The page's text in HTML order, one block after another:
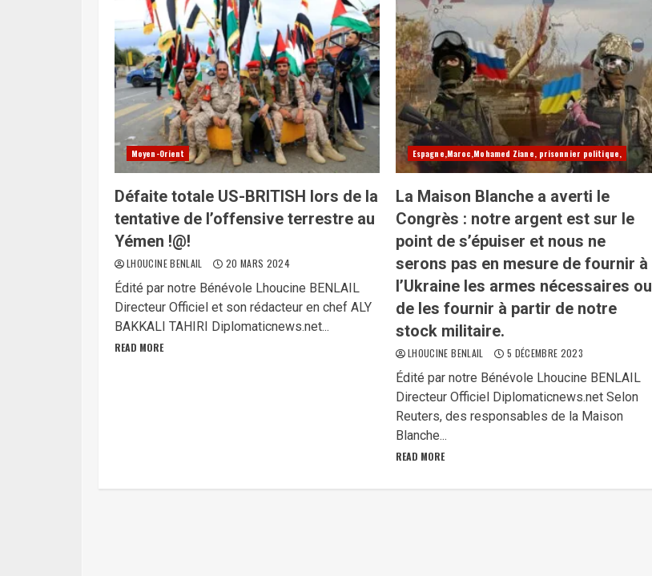
Moyen-Orient
Défaite totale US-BRITISH lors de la
tentative de l’offensive terrestre au
Yémen !@!
LHOUCINE BENLAIL 20 MARS 2024
Édité par notre Bénévole Lhoucine BENLAIL
Directeur Officiel et son rédacteur en chef ALY
BAKKALI TAHIRI Diplomaticnews.net...
READ MORE
Espagne,Maroc,Mohamed Ziane, prisonnier politique,
La Maison Blanche a averti le
Congrès : notre argent est sur le
point de s’épuiser et nous ne
serons pas en mesure de fournir à
l’Ukraine les armes nécessaires ou
de les fournir à partir de notre
stock militaire.
LHOUCINE BENLAIL 5 DÉCEMBRE 2023
Édité par notre Bénévole Lhoucine BENLAIL
Directeur Officiel Diplomaticnews.net Selon
Reuters, des responsables de la Maison
Blanche...
READ MORE